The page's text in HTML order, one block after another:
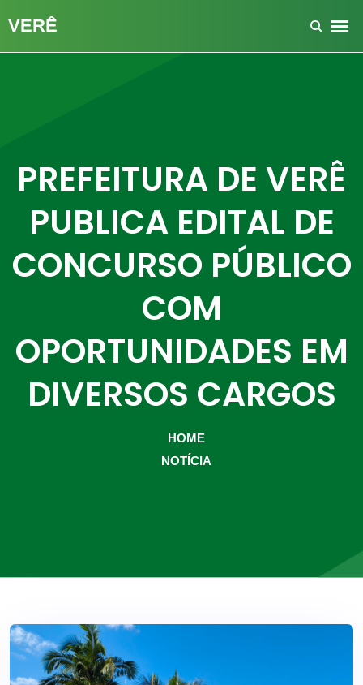
PREFEITURA DE VERÊ
PUBLICA EDITAL DE
CONCURSO PÚBLICO
COM
OPORTUNIDADES EM
DIVERSOS CARGOS
HOME
NOTÍCIA